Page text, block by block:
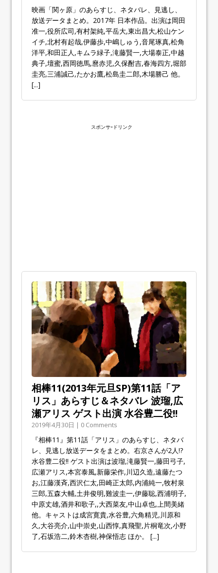
映画「関ヶ原」のあらすじ、ネタバレ、見逃し、
放送データまとめ。2017年 日本作品。出演は岡田
准一,役所広司,有村架純,平岳大,東出昌大,松山ケン
イチ,北村有起哉,伊藤歩,中嶋しゅう,音尾琢真,松角
洋平,和田正人,キムラ緑子,滝藤賢一,大場泰正,中越
典子,壇蜜,西岡徳馬,麿赤児,久保酎吉,春海四方,堀部
圭亮,三浦誠己,たかお鷹,松島圭二郎,木場勝己 他。
[...]
スポンサｰドリンク
相棒11(2013年元旦SP)第11話「ア
リス」あらすじ＆ネタバレ 波瑠,広
瀬アリス ゲスト出演 水谷豊二役!!
2019年4月30日 | 0 Comments
『相棒11』第11話「アリス」のあらすじ、ネタバ
レ、見逃し放送データをまとめ。右京さんが2人!?
水谷豊二役!! ゲスト出演は波瑠,滝藤賢一,藤田弓子,
広瀬アリス,本宮泰風,新藤栄作,川辺久造,遠藤たつ
お,江藤漢斉,西沢仁太,田崎正太郎,内浦純一,牧村泉
三郎,五森大輔,土井俊明,難波圭一,伊藤聡,西浦明子,
中原丈雄,酒井和歌子,,大西菜友,中山卓也,上間美緒
他。キャストは成宮寛貴,水谷豊,六角精児,川原和
久,大谷亮介,山中崇史,山西惇,真飛聖,片桐竜次,小野
了,石坂浩二,鈴木杏樹,神保悟志 ほか。 [...]